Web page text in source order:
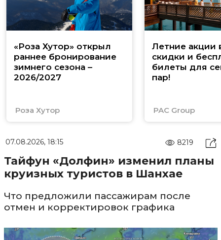
«Роза Хутор» открыл
раннее бронирование
зимнего сезона –
2026/2027
Роза Хутор
Летние акции
скидки и
билеты для
пар!
PAC Group
07.08.2026, 18:15 8219
Тайфун «Долфин» изменил планы
круизных туристов в Шанхае
Что предложили пассажирам после
отмен и корректировок графика